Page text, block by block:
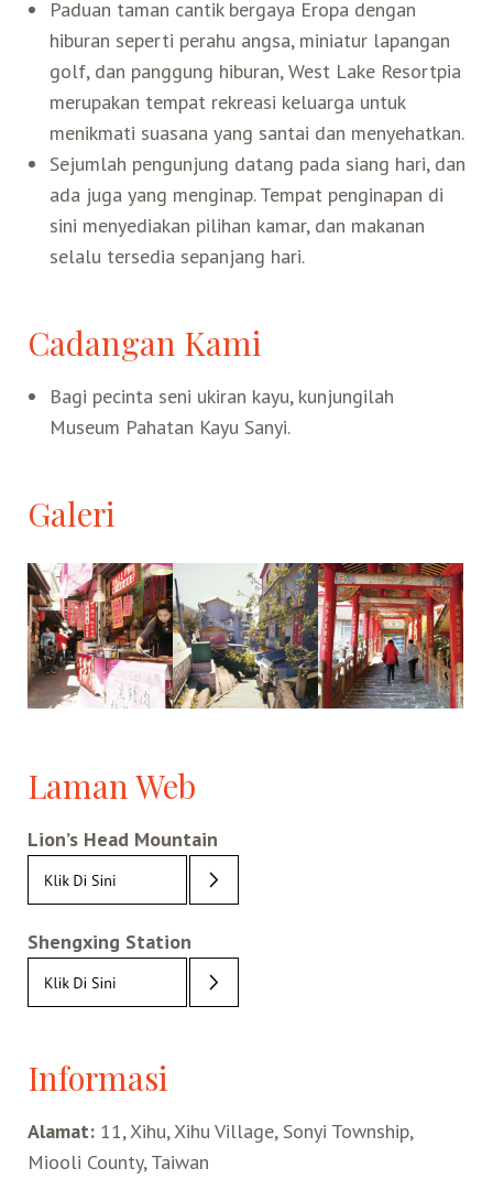
Paduan taman cantik bergaya Eropa dengan
hiburan seperti perahu angsa, miniatur lapangan
golf, dan panggung hiburan, West Lake Resortpia
merupakan tempat rekreasi keluarga untuk
menikmati suasana yang santai dan menyehatkan.
Sejumlah pengunjung datang pada siang hari, dan
ada juga yang menginap. Tempat penginapan di
sini menyediakan pilihan kamar, dan makanan
selalu tersedia sepanjang hari.
Cadangan Kami
Bagi pecinta seni ukiran kayu, kunjungilah
Museum Pahatan Kayu Sanyi.
Galeri
Laman Web
Lion’s Head Mountain
Shengxing Station
Informasi
Alamat:11, Xihu, Xihu Village, Sonyi Township,
Miooli County, Taiwan